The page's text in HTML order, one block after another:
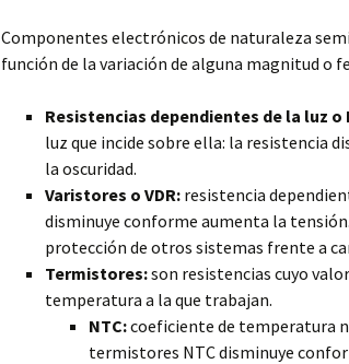
Componentes electrónicos de naturaleza
función de la variación de alguna magnitud o
Resistencias dependientes de la luz o
luz que incide sobre ella: la resistencia
la oscuridad.
Varistores o VDR: resistencia
disminuye conforme aumenta la
protección de otros sistemas frente a
Termistores:son resistencias cuyo
temperatura a la que trabajan.
NTC:coeficiente de temperatura
termistores NTC disminuye